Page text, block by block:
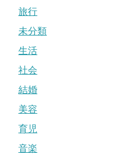
旅行
未分類
生活
社会
結婚
美容
育児
音楽